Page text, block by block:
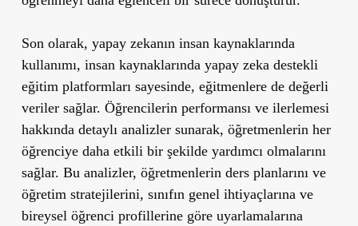
Son olarak, yapay zekanın insan kaynaklarında
kullanımı, insan kaynaklarında yapay zeka destekli
eğitim platformları sayesinde, eğitmenlere de değerli
veriler sağlar. Öğrencilerin performansı ve ilerlemesi
hakkında detaylı analizler sunarak, öğretmenlerin her
öğrenciye daha etkili bir şekilde yardımcı olmalarını
sağlar. Bu analizler, öğretmenlerin ders planlarını ve
öğretim stratejilerini, sınıfın genel ihtiyaçlarına ve
bireysel öğrenci profillerine göre uyarlamalarına